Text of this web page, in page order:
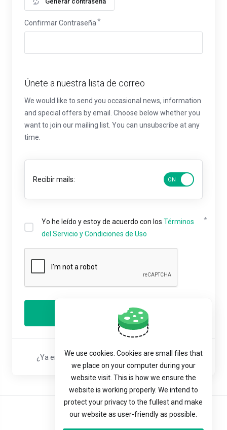
Confirmar Contraseña
Únete a nuestra lista de correo
We would like to send you occasional news, information
and special offers by email. Choose below whether you
want to join our mailing list. You can unsubscribe at any
time.
Recibir mails:
Yo he leído y estoy de acuerdo con los Términos
del Servicio y Condiciones de Uso
Registrar
¿Ya eres cliente?IngresaroReiniciar contraseña
Español
We use cookies. Cookies are small files that
we place on your computer during your
website visit. This is how we ensure the
website is working properly. We intend to
protect your privacy to the fullest and make
our website as user-friendly as possible.